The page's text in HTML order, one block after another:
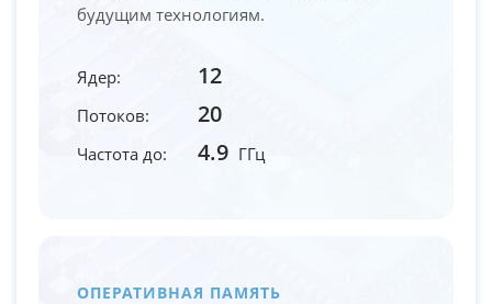
будущим технологиям.
Ядер: 12
Потоков: 20
Частота до: 4.9 ГГц
ОПЕРАТИВНАЯ ПАМЯТЬ